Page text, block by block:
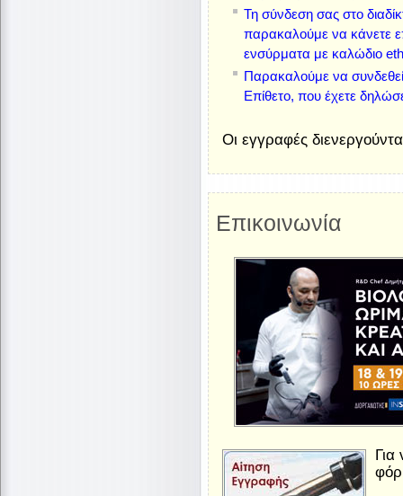
Τη σύνδεση σας στο
παρακαλούμε να κάνετε
ενσύρματα με καλώδιο
Παρακαλούμε να
Επίθετο, που έχετε
Οι εγγραφές
Επικοινωνία